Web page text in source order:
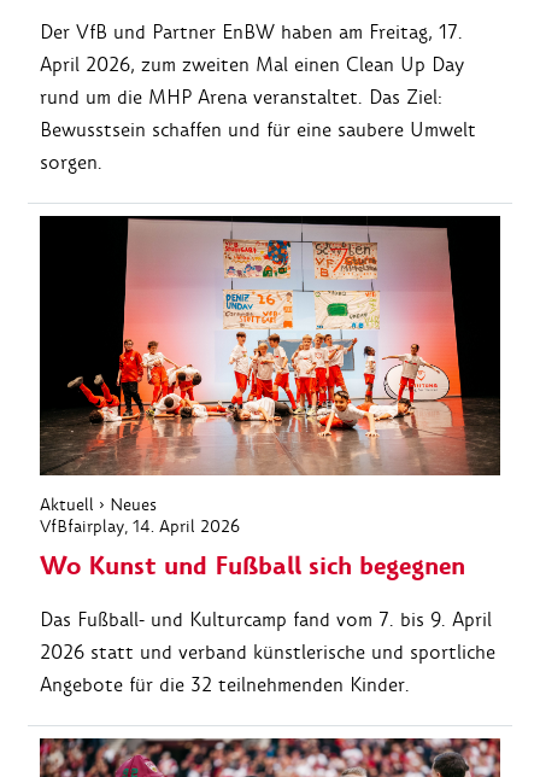
Der VfB und Partner EnBW haben am Freitag, 17.
April 2026, zum zweiten Mal einen Clean Up Day
rund um die MHP Arena veranstaltet. Das Ziel:
Bewusstsein schaffen und für eine saubere Umwelt
sorgen.
Aktuell › Neues
VfBfairplay, 14. April 2026
Wo Kunst und Fußball sich begegnen
Das Fußball- und Kulturcamp fand vom 7. bis 9. April
2026 statt und verband künstlerische und sportliche
Angebote für die 32 teilnehmenden Kinder.